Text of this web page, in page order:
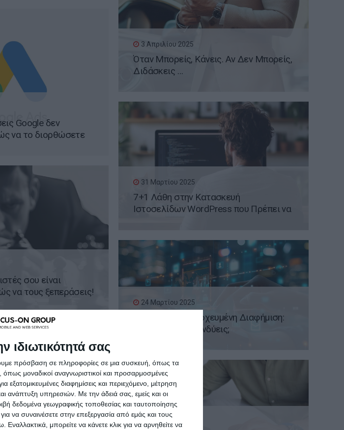
ιδιωτικότητά σας
πρόσβαση σε πληροφορίες σε μια συσκευή, όπως τα
μοναδικοί αναγνωριστικοί και προσαρμοσμένες
διαφημίσεις και περιεχόμενο, μέτρηση
ανάπτυξη υπηρεσιών. Με την άδειά σας, εμείς και οι
δεδομένα γεωγραφικής τοποθεσίας και ταυτοποίησης
να συναινέσετε στην επεξεργασία από εμάς και τους
μπορείτε να κάνετε κλικ για να αρνηθείτε να
3 Απριλίου 2025
Όταν Μπορείς, Κάνεις. Αν Δεν Μπορείς,
Διδάσκεις …
Google δεν
να το διορθώσετε
31 Μαρτίου 2025
7+1 Λάθη στην Κατασκευή
Ιστοσελίδων WordPress που Πρέπει να
σου είναι
να τους ξεπεράσεις!
24 Μαρτίου 2025
Boost Post vs Στοχευμένη Διαφήμιση:
Πληρώνεις ή Επενδύεις;
μπορεί ένα post να
20 Μαρτίου 2025